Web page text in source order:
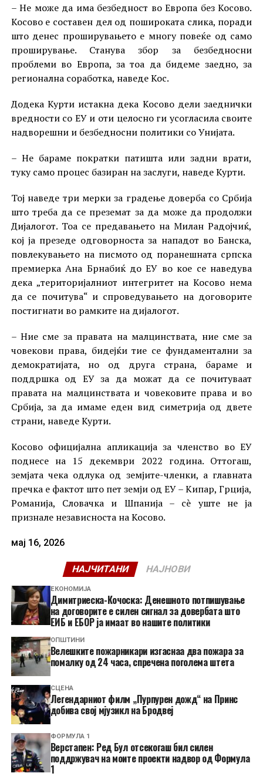
– Не може да има безбедност во Европа без Косово.
Косово е составен дел од пошироката слика, поради
што денес проширувањето е многу повеќе од само
проширување. Станува збор за безбедносни
проблеми во Европа, за тоа да бидеме заедно, за
регионална соработка, наведе Кос.
Додека Курти истакна дека Косово дели заеднички
вредности со ЕУ и оти целосно ги усогласила своите
надворешни и безбедносни политики со Унијата.
– Не бараме пократки патишта или задни врати,
туку само процес базиран на заслуги, наведе Курти.
Тој наведе три мерки за градење доверба со Србија
што треба да се преземат за да може да продолжи
Дијалогот. Тоа се предавањето на Милан Радојчиќ,
кој ја презеде одговорноста за нападот во Банска,
повлекувањето на писмото од поранешната српска
премиерка Ана Брнабиќ до ЕУ во кое се наведува
дека „територијалниот интегритет на Косово нема
да се почитува“ и спроведувањето на договорите
постигнати во рамките на дијалогот.
– Ние сме за правата на малцинствата, ние сме за
човекови права, бидејќи тие се фундаментални за
демократијата, но од друга страна, бараме и
поддршка од ЕУ за да можат да се почитуваат
правата на малцинствата и човековите права и во
Србија, за да имаме еден вид симетрија од двете
страни, наведе Курти.
Косово официјална апликација за членство во ЕУ
поднесе на 15 декември 2022 година. Оттогаш,
земјата чека одлука од земјите-членки, а главната
пречка е фактот што пет земји од ЕУ – Кипар, Грција,
Романија, Словачка и Шпанија – сè уште не ја
признале независноста на Косово.
мај 16, 2026
НАЈЧИТАНИ НАЈНОВИ
ЕКОНОМИЈА
Димитриеска-Кочоска: Денешното потпишување
на договорите е силен сигнал за довербата што
ЕИБ и ЕБОР ја имаат во нашите политики
ОПШТИНИ
Велешките пожарникари изгаснаа два пожара за
помалку од 24 часа, спречена поголема штета
СЦЕНА
Легендарниот филм „Пурпурен дожд“ на Принс
добива свој мјузикл на Бродвеј
ФОРМУЛА 1
Верстапен: Ред Бул отсекогаш бил силен
поддржувач на моите проекти надвор од Формула
1